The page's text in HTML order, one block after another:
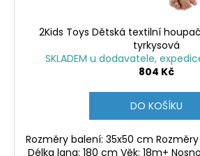
2Kids Toys Dětská textilní
tyrkysová
SKLADEM u dodavatele,
804 Kč
DO KOŠÍKU
Rozměry balení: 35x50 cm
Délka lana: 180 cm Věk: 18m+